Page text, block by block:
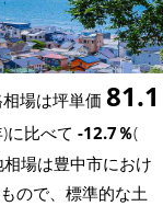
場は坪単価 81.1
に比べて -12.7％(
場は豊中市におけ
ので、標準的な土